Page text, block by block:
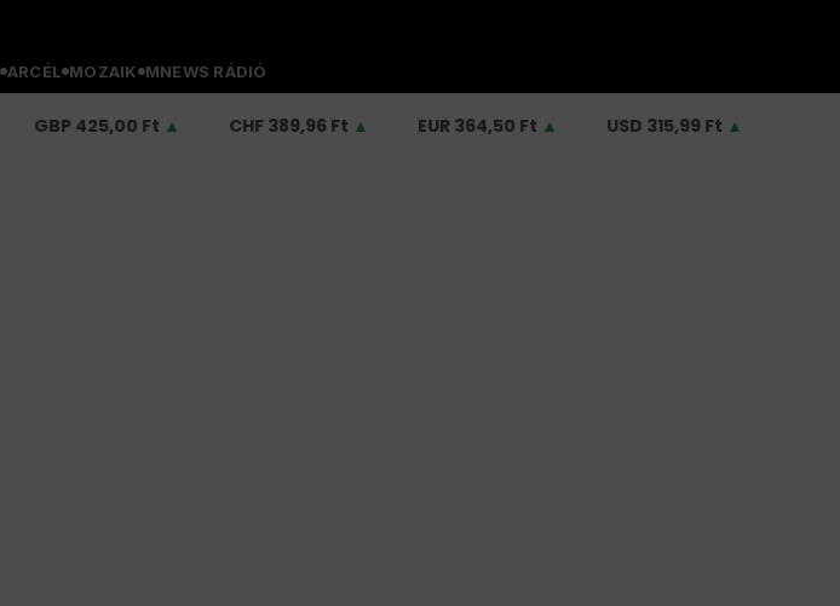
ARCÉL MOZAIK MNEWS RÁDIÓ
425,00 Ft ▲ CHF 389,96 Ft ▲ EUR 364,50 Ft ▲ USD 315,99 Ft▲ GBP